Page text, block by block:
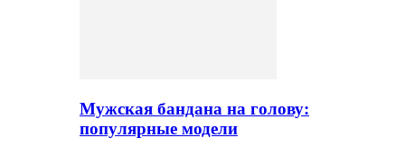
Мужская бандана на голову:
популярные модели